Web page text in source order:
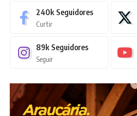
240k Seguidores
Curtir
89k Seguidores
Seguir